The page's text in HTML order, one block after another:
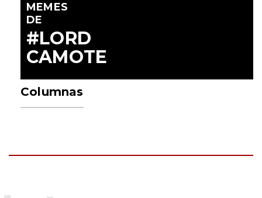
MEMES
DE
#LORD
CAMOTE
Columnas